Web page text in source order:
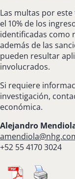
Las multas por
el 10% de los
identificadas como
además de las
pueden resultar
involucrados.
Si requiere
investigación,
económica.
Alejandro
+52 55 4170 3024